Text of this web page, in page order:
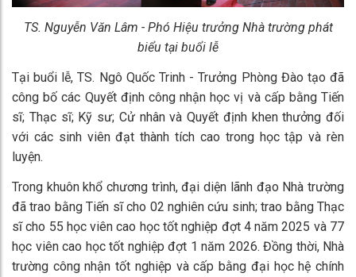
TS. Nguyễn Văn Lâm - Phó Hiệu trưởng Nhà trường phát
biểu tại buổi lễ
Tại buổi lễ, TS. Ngô Quốc Trinh - Trưởng Phòng Đào tạo đã
công bố các Quyết định công nhận học vị và cấp bằng Tiến
sĩ; Thạc sĩ; Kỹ sư; Cử nhân và Quyết định khen thưởng đối
với các sinh viên đạt thành tích cao trong học tập và rèn
luyện.
Trong khuôn khổ chương trình, đại diện lãnh đạo Nhà trường
đã trao bằng Tiến sĩ cho 02 nghiên cứu sinh; trao bằng Thạc
sĩ cho 55 học viên cao học tốt nghiệp đợt 4 năm 2025 và 77
học viên cao học tốt nghiệp đợt 1 năm 2026. Đồng thời, Nhà
trường công nhận tốt nghiệp và cấp bằng đại học hệ chính